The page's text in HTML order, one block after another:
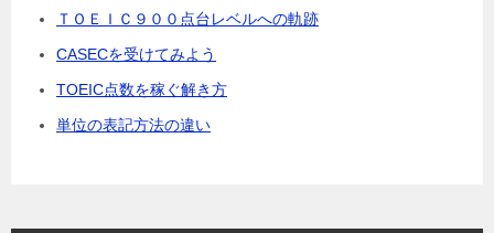
ＴＯＥＩＣ９００点台レベルへの軌跡
CASECを受けてみよう
TOEIC点数を稼ぐ解き方
単位の表記方法の違い